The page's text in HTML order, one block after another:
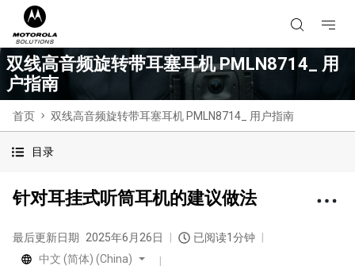
双线高音频旋转带耳塞耳机 PMLN8714_ 用
户指南
首页 双线高音频旋转带耳塞耳机 PMLN8714_ 用户指南
目录
针对耳挂式听筒耳机的建议做法
最后更新日期 2025年6月26日
已阅读1分钟
中文 (简体) (China)